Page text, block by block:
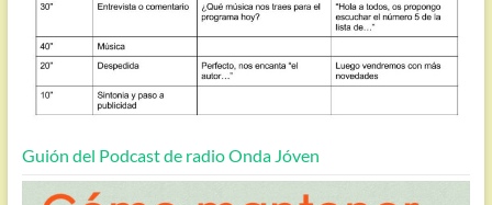
Guión del Podcast de radio Onda Jóven